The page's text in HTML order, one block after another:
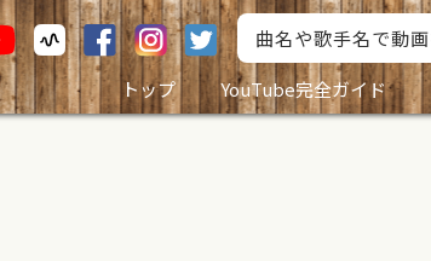
トップ
YouTube完全ガイド